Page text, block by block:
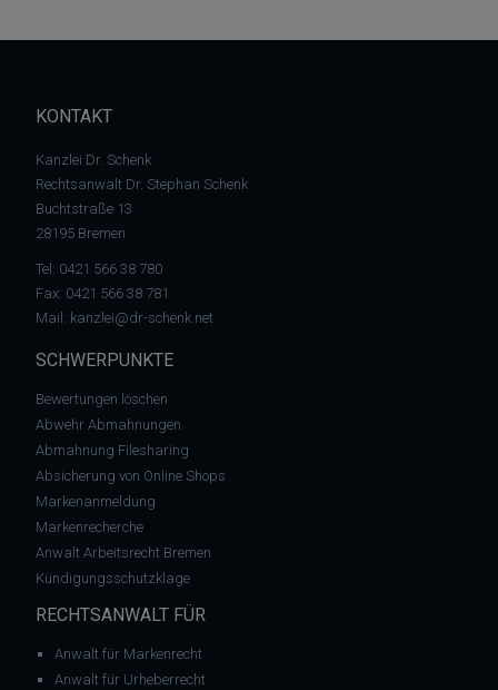
KONTAKT
Kanzlei Dr. Schenk
Rechtsanwalt Dr. Stephan Schenk
Buchtstraße 13
28195 Bremen
Tel: 0421 566 38 780
Fax: 0421 566 38 781
Mail: kanzlei@dr-schenk.net
SCHWERPUNKTE
Bewertungen löschen
Abwehr Abmahnungen
Abmahnung Filesharing
Absicherung von Online Shops
Markenanmeldung
Markenrecherche
Anwalt Arbeitsrecht Bremen
Kündigungsschutzklage
RECHTSANWALT FÜR
Anwalt für Markenrecht
Anwalt für Urheberrecht